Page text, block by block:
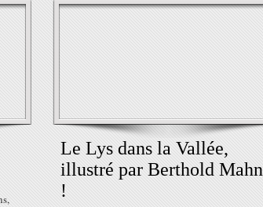
Le Lys dans la Vallée,
illustré par Berthold Mahn
!